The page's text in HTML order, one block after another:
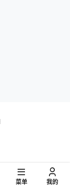
菜单 我的